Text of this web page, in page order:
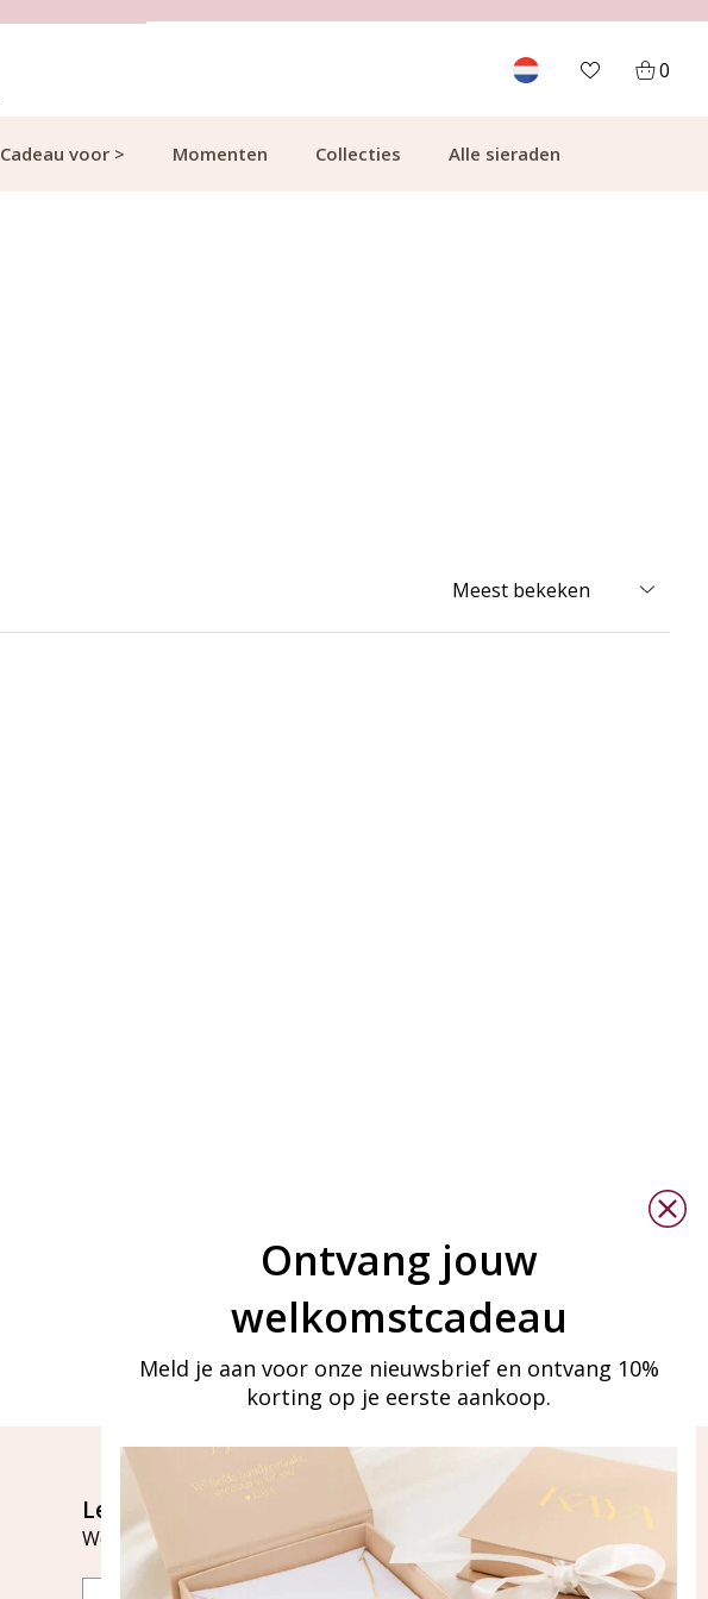
0
Cadeau voor > Momenten Collecties Alle sieraden
Let's stay in touch
Word lid van onze mailinglijst
Ontvang jouw
welkomstcadeau
Meld je aan voor onze nieuwsbrief en ontvang 10%
korting op je eerste aankoop.